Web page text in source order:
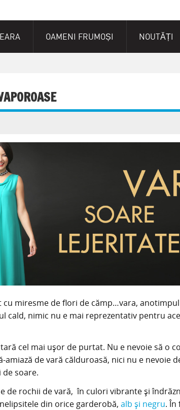
OAMENI FRUMOȘI NOUTĂȚI
miresme de flori de cămp…vara,
cald, nimic nu e mai reprezentativ pentru
cel mai ușor de purtat. Nu e nevoie să o
de vară călduroasă, nici nu e nevoie
soare.
de rochii de vară, în culori vibrante și
din orice garderobă, alb și negru. În